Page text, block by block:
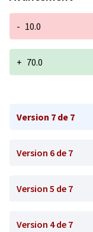
- 10.0
+ 70.0
Version 7 de 7
Version 6 de 7
Version 5 de 7
Version 4 de 7